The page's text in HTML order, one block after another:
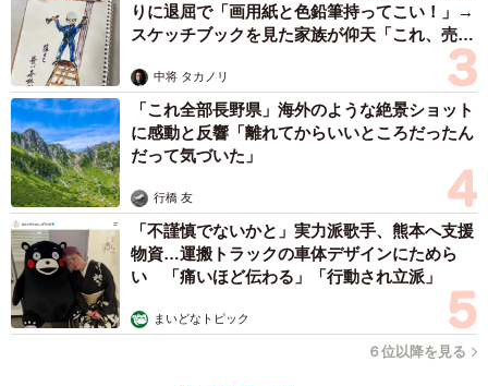
▽東京15区の得票順位を見ても、やはり、衆院小選挙区
は、参院全国比例や参院複数区のように、「地元に関係の
無い有名人が、突然来て勝てる」わけではなく、やはり
「地元で活動を続け根付いている／地元出身等で熱心な人
脈がある」といった候補が強いといえると思います。
▽小池都知事の求心力に疑問符がついたと言われますが、
そもそも、勝利した八王子市長選や江東区長選は、「自
公」＋「小池都知事」が結束することで勝利しており、
別々に候補を立てた目黒区長選では敗北したことも踏まえ
れば、やはり両者の連携が無いと厳しい、ということだと
りに退屈で「画用紙と色鉛筆持ってこい！」→
スケッチブックを見た家族が仰天「これ、売れ
中将 タカノリ
「これ全部長野県」海外のような絶景ショット
に感動と反響「離れてからいいところだったん
だって気づいた」
行橋 友
「不謹慎でないかと」実力派歌手、熊本へ支援
物資…運搬トラックの車体デザインにためら
い 「痛いほど伝わる」「行動され立派」
まいどなトピック
６位以降を見る